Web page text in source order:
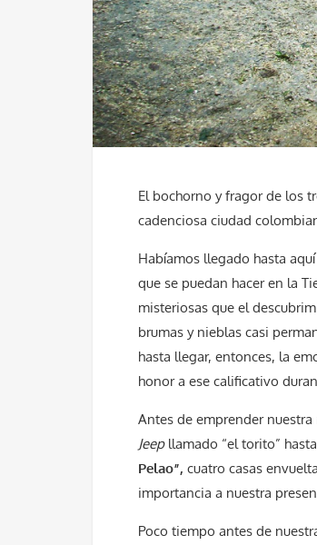
El bochorno y fragor de los
cadenciosa ciudad
Habíamos llegado hasta
que se puedan hacer en la
misteriosas que el
brumas y nieblas casi
hasta llegar, entonces, la
honor a ese calificativo
Antes de emprender
Jeepllamado “el torito”
Pelao”, cuatro casas
importancia a nuestra
Poco tiempo antes de